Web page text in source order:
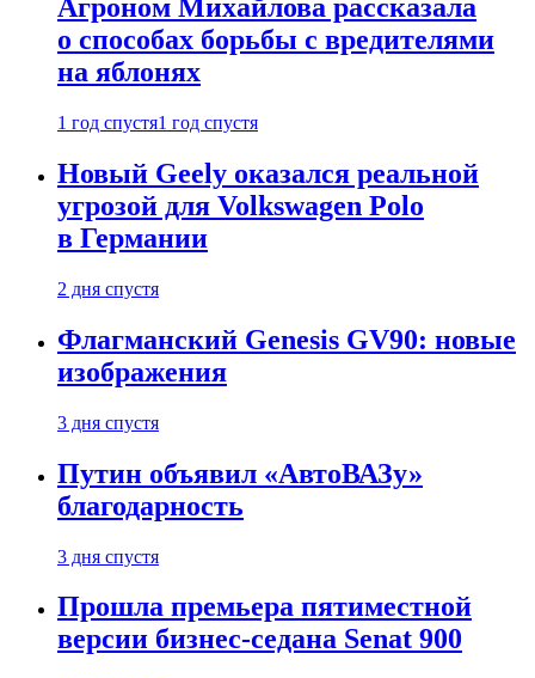
Агроном Михайлова рассказала
о способах борьбы с вредителями
на яблонях
1 год спустя1 год спустя
Новый Geely оказался реальной
угрозой для Volkswagen Polo
в Германии
2 дня спустя
Флагманский Genesis GV90: новые
изображения
3 дня спустя
Путин объявил «АвтоВАЗу»
благодарность
3 дня спустя
Прошла премьера пятиместной
версии бизнес-седана Senat 900